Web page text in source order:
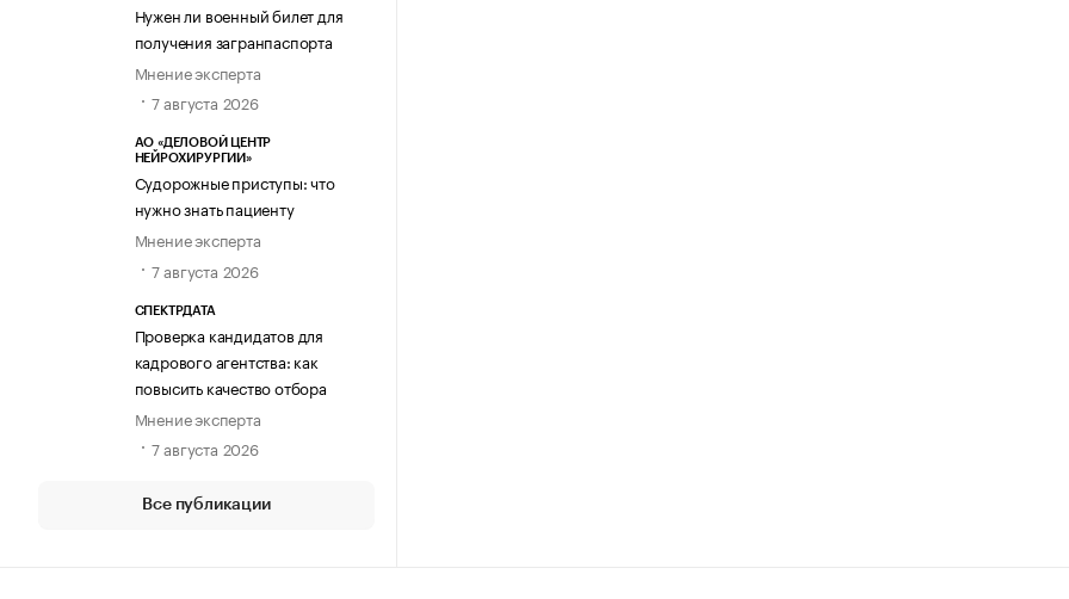
Нужен ли военный билет для
получения загранпаспорта
Мнение эксперта
7 августа 2026
АО «ДЕЛОВОЙ ЦЕНТР
НЕЙРОХИРУРГИИ»
Судорожные приступы: что
нужно знать пациенту
Мнение эксперта
7 августа 2026
СПЕКТРДАТА
Проверка кандидатов для
кадрового агентства: как
повысить качество отбора
Мнение эксперта
7 августа 2026
Все публикации